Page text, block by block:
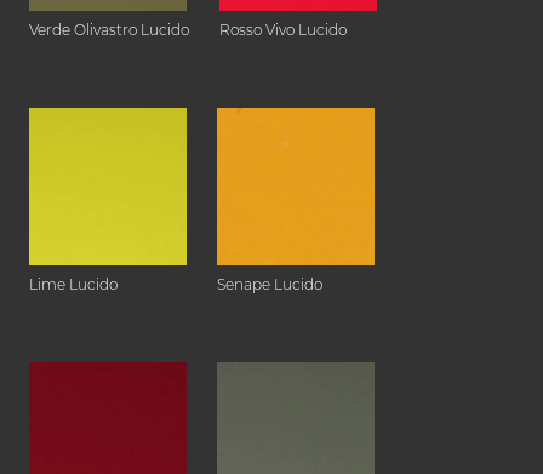
Verde Olivastro Lucido Rosso Vivo Lucido
Lime Lucido Senape Lucido